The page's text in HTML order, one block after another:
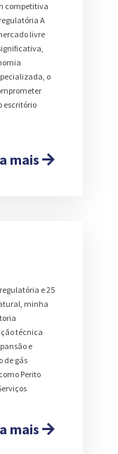
competitiva
A
livre
o
escritório
mais
e 25
minha
técnica
e
de gás
Perito
mais